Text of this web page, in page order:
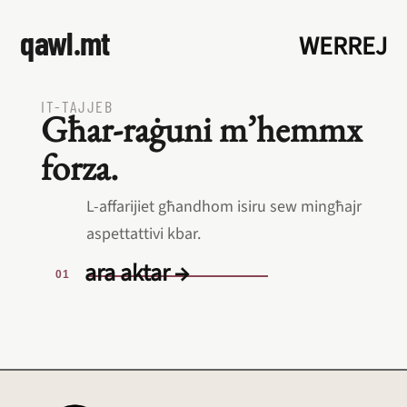
qawl.mt WERREJ
IT‑TAJJEB
Għar‑raġuni m’hemmx
forza.
L‑affarijiet għandhom isiru sew mingħajr
aspettattivi kbar.
ara aktar →